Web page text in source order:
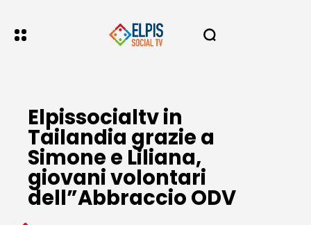
Elpissocialtv in
Tailandia grazie a
Simone e Liliana,
giovani volontari
dell”Abbraccio ODV